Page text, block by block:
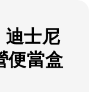
迪士尼
便當盒